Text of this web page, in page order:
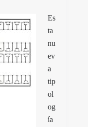
Es
ta
nu
ev
a
tip
ol
og
ía